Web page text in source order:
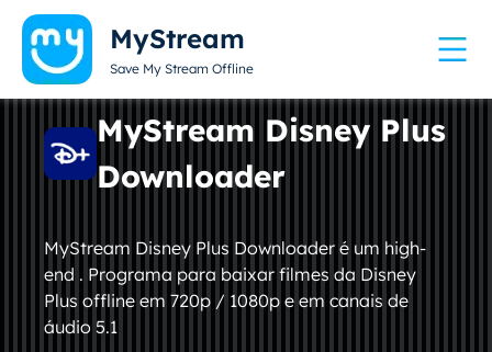
MyStream
Save My Stream Offline
MyStream Disney Plus
Downloader
MyStream Disney Plus Downloader é um high-
end . Programa para baixar filmes da Disney
Plus offline em 720p / 1080p e em canais de
áudio 5.1